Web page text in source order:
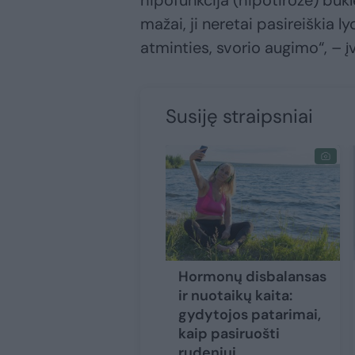
mažai, ji neretai pasireiškia
atminties, svorio augimo“, –
Susiję straipsniai
Hormonų disbalansas
ir nuotaikų kaita:
gydytojos patarimai,
kaip pasiruošti